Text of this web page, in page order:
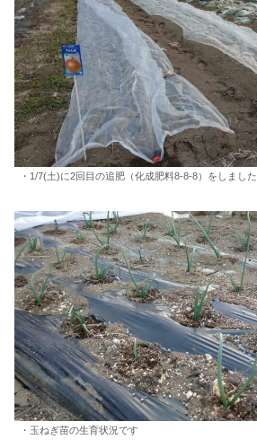
・1/7(土)に2回目の追肥（化成肥料8-8-8）をしました
・玉ねぎ苗の生育状況です